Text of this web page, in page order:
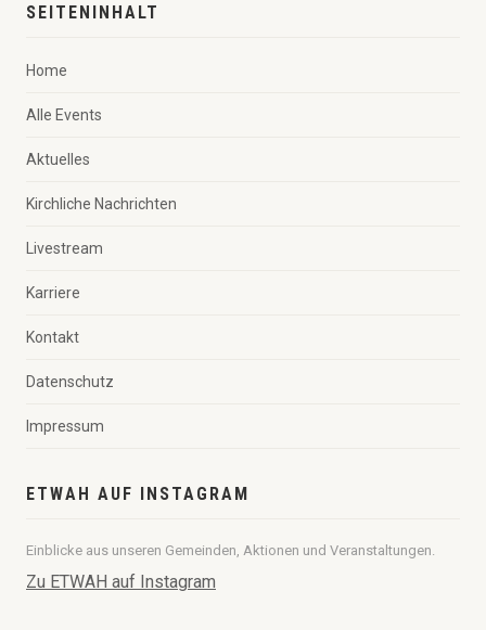
SEITENINHALT
Home
Alle Events
Aktuelles
Kirchliche Nachrichten
Livestream
Karriere
Kontakt
Datenschutz
Impressum
ETWAH AUF INSTAGRAM
Einblicke aus unseren Gemeinden, Aktionen und Veranstaltungen.
Zu ETWAH auf Instagram